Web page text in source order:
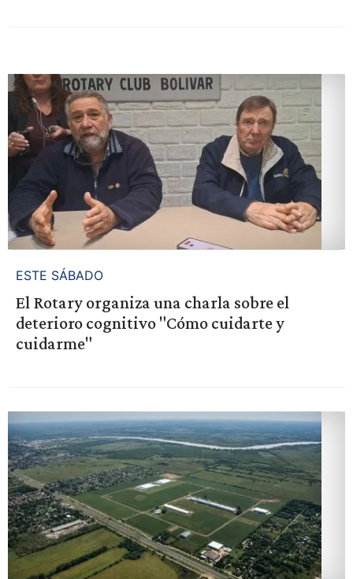
ESTE SÁBADO
El Rotary organiza una charla sobre el
deterioro cognitivo "Cómo cuidarte y
cuidarme"